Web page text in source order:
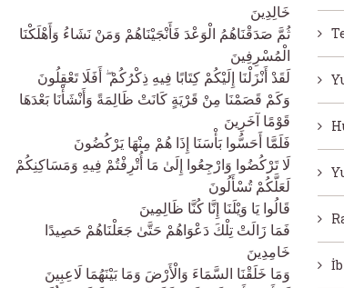
خَالِدِينَ
ثُمَّ صَدَقْنَاهُمُ الْوَعْدَ فَأَنْجَيْنَاهُمْ وَمَنْ نَشَاءُ وَأَهْلَكْنَا
الْمُسْرِفِينَ
لَقَدْ أَنْزَلْنَا إِلَيْكُمْ كِتَابًا فِيهِ ذِكْرُكُمْ ۖ أَفَلَا تَعْقِلُونَ
وَكَمْ قَصَمْنَا مِنْ قَرْيَةٍ كَانَتْ ظَالِمَةً وَأَنْشَأْنَا بَعْدَهَا
قَوْمًا آخَرِينَ
فَلَمَّا أَحَسُّوا بَأْسَنَا إِذَا هُمْ مِنْهَا يَرْكُضُونَ
لَا تَرْكُضُوا وَارْجِعُوا إِلَىٰ مَا أُتْرِفْتُمْ فِيهِ وَمَسَاكِنِكُمْ
لَعَلَّكُمْ تُسْأَلُونَ
قَالُوا يَا وَيْلَنَا إِنَّا كُنَّا ظَالِمِينَ
فَمَا زَالَتْ تِلْكَ دَعْوَاهُمْ حَتَّىٰ جَعَلْنَاهُمْ حَصِيدًا
خَامِدِينَ
وَمَا خَلَقْنَا السَّمَاءَ وَالْأَرْضَ وَمَا بَيْنَهُمَا لَاعِبِينَ